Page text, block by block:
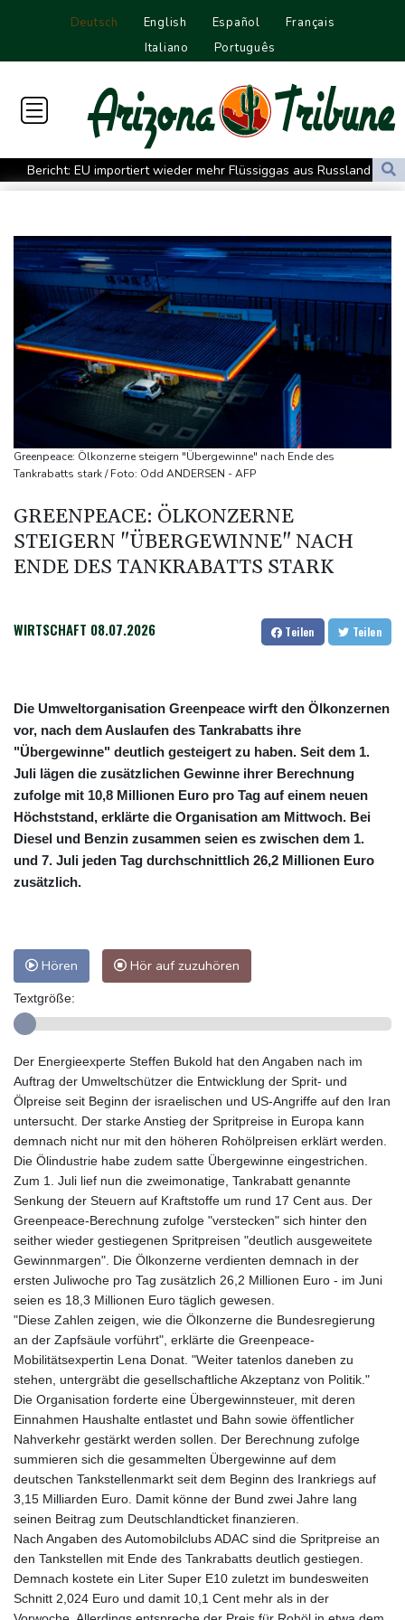
Deutsch English Español
Français
Italiano
Português
Bericht: EU importiert wieder mehr Flüssiggas aus Russland
Militärverwaltung: Mindestens drei Tote durch russische Angriffe
BUND kritisiert Lockerung von Sonntagsfahrverbot für Lkw - BDI
begrüßt es
Kolumbien: Neuer Präsident kündigt "unermüdlichen" Kampf
gegen Drogengewalt an
BUND kritisiert Lockerung von Sonn- und Feiertagsfahrverbot für
Lastwagen
Trump spricht nach Ballsaal-Urteil von "nationaler Schande"
Abholzung im Amazonas auf niedrigstem Stand seit einem
Jahrzehnt
Frei: Über Beteiligung an AfD-Regierung entscheidet nicht CDU
US-Senat stimmt für umfassendes Sanktionspaket gegen
Russland
"Rente mit 63": Unionsfraktionschef Frei offen für Härtefall- und
Greenpeace: Ölkonzerne steigern "Übergewinne" nach Ende des
Tankrabatts stark / Foto: Odd ANDERSEN - AFP
GREENPEACE: ÖLKONZERNE
STEIGERN "ÜBERGEWINNE" NACH
ENDE DES TANKRABATTS STARK
WIRTSCHAFT 08.07.2026 Teilen Teilen
Die Umweltorganisation Greenpeace wirft den Ölkonzernen
vor, nach dem Auslaufen des Tankrabatts ihre
"Übergewinne" deutlich gesteigert zu haben. Seit dem 1.
Juli lägen die zusätzlichen Gewinne ihrer Berechnung
zufolge mit 10,8 Millionen Euro pro Tag auf einem neuen
Höchststand, erklärte die Organisation am Mittwoch. Bei
Diesel und Benzin zusammen seien es zwischen dem 1.
und 7. Juli jeden Tag durchschnittlich 26,2 Millionen Euro
zusätzlich.
Hören Hör auf zuzuhören
Textgröße:
Der Energieexperte Steffen Bukold hat den Angaben nach im
Auftrag der Umweltschützer die Entwicklung der Sprit- und
Ölpreise seit Beginn der israelischen und US-Angriffe auf den Iran
untersucht. Der starke Anstieg der Spritpreise in Europa kann
demnach nicht nur mit den höheren Rohölpreisen erklärt werden.
Die Ölindustrie habe zudem satte Übergewinne eingestrichen.
Zum 1. Juli lief nun die zweimonatige, Tankrabatt genannte
Senkung der Steuern auf Kraftstoffe um rund 17 Cent aus. Der
Greenpeace-Berechnung zufolge "verstecken" sich hinter den
seither wieder gestiegenen Spritpreisen "deutlich ausgeweitete
Gewinnmargen". Die Ölkonzerne verdienten demnach in der
ersten Juliwoche pro Tag zusätzlich 26,2 Millionen Euro - im Juni
seien es 18,3 Millionen Euro täglich gewesen.
"Diese Zahlen zeigen, wie die Ölkonzerne die Bundesregierung
an der Zapfsäule vorführt", erklärte die Greenpeace-
Mobilitätsexpertin Lena Donat. "Weiter tatenlos daneben zu
stehen, untergräbt die gesellschaftliche Akzeptanz von Politik."
Die Organisation forderte eine Übergewinnsteuer, mit deren
Einnahmen Haushalte entlastet und Bahn sowie öffentlicher
Nahverkehr gestärkt werden sollen. Der Berechnung zufolge
summieren sich die gesammelten Übergewinne auf dem
deutschen Tankstellenmarkt seit dem Beginn des Irankriegs auf
3,15 Milliarden Euro. Damit könne der Bund zwei Jahre lang
seinen Beitrag zum Deutschlandticket finanzieren.
Nach Angaben des Automobilclubs ADAC sind die Spritpreise an
den Tankstellen mit Ende des Tankrabatts deutlich gestiegen.
Demnach kostete ein Liter Super E10 zuletzt im bundesweiten
Schnitt 2,024 Euro und damit 10,1 Cent mehr als in der